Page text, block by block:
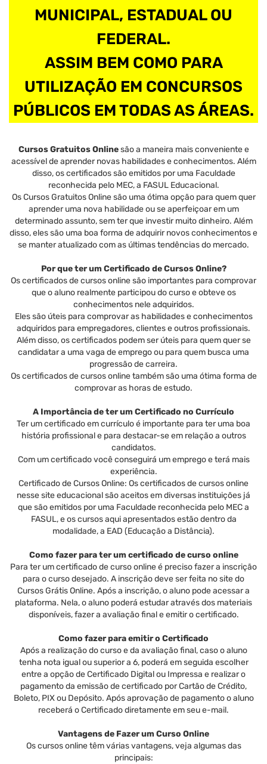
MUNICIPAL, ESTADUAL OU
FEDERAL.
ASSIM BEM COMO PARA
UTILIZAÇÃO EM CONCURSOS
PÚBLICOS EM TODAS AS ÁREAS.
Cursos Gratuitos Onlinesão a maneira mais conveniente e
acessível de aprender novas habilidades e conhecimentos. Além
disso, os certificados são emitidos por uma Faculdade
reconhecida pelo MEC, a FASUL Educacional.
Os Cursos Gratuitos Online são uma ótima opção para quem quer
aprender uma nova habilidade ou se aperfeiçoar em um
determinado assunto, sem ter que investir muito dinheiro. Além
disso, eles são uma boa forma de adquirir novos conhecimentos e
se manter atualizado com as últimas tendências do mercado.
Por que ter um Certificado de Cursos Online?
Os certificados de cursos online são importantes para comprovar
que o aluno realmente participou do curso e obteve os
conhecimentos nele adquiridos.
Eles são úteis para comprovar as habilidades e conhecimentos
adquiridos para empregadores, clientes e outros profissionais.
Além disso, os certificados podem ser úteis para quem quer se
candidatar a uma vaga de emprego ou para quem busca uma
progressão de carreira.
Os certificados de cursos online também são uma ótima forma de
comprovar as horas de estudo.
A Importância de ter um Certificado no Currículo
Ter um certificado em currículo é importante para ter uma boa
história profissional e para destacar-se em relação a outros
candidatos.
Com um certificado você conseguirá um emprego e terá mais
experiência.
Certificado de Cursos Online: Os certificados de cursos online
nesse site educacional são aceitos em diversas instituições já
que são emitidos por uma Faculdade reconhecida pelo MEC a
FASUL, e os cursos aqui apresentados estão dentro da
modalidade, a EAD (Educação a Distância).
Como fazer para ter um certificado de curso online
Para ter um certificado de curso online é preciso fazer a inscrição
para o curso desejado. A inscrição deve ser feita no site do
Cursos Grátis Online. Após a inscrição, o aluno pode acessar a
plataforma. Nela, o aluno poderá estudar através dos materiais
disponíveis, fazer a avaliação final e emitir o certificado.
Como fazer para emitir o Certificado
Após a realização do curso e da avaliação final, caso o aluno
tenha nota igual ou superior a 6, poderá em seguida escolher
entre a opção de Certificado Digital ou Impressa e realizar o
pagamento da emissão de certificado por Cartão de Crédito,
Boleto, PIX ou Depósito. Após aprovação de pagamento o aluno
receberá o Certificado diretamente em seu e-mail.
Vantagens de Fazer um Curso Online
Os cursos online têm várias vantagens, veja algumas das
principais: